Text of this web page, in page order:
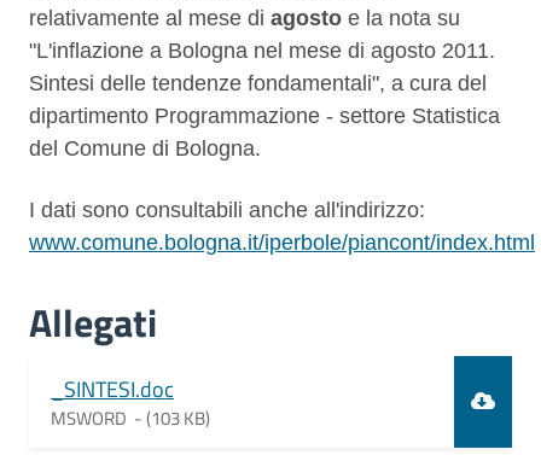
relativamente al mese di agosto e la nota su
"L'inflazione a Bologna nel mese di agosto 2011.
Sintesi delle tendenze fondamentali", a cura del
dipartimento Programmazione - settore Statistica
del Comune di Bologna.
I dati sono consultabili anche all'indirizzo:
www.comune.bologna.it/iperbole/piancont/index.html
Allegati
_SINTESI.doc
MSWORD -(103 KB)